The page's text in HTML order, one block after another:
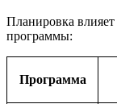
Планировка
программы:
Программа